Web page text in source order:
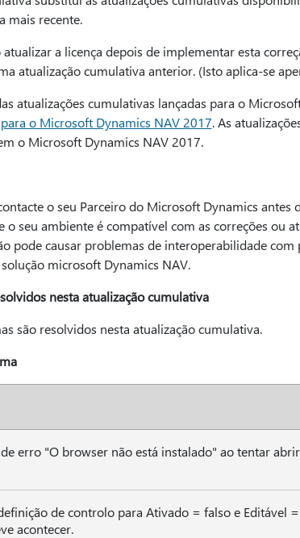
mais recente.
atualizar a licença depois de implementar esta
atualização cumulativa anterior. (Isto aplica-se
atualizações cumulativas lançadas para o
o Microsoft Dynamics NAV 2017. As
o Microsoft Dynamics NAV 2017.
o seu Parceiro do Microsoft Dynamics antes
seu ambiente é compatível com as correções ou
pode causar problemas de interoperabilidade
microsoft Dynamics NAV.
nesta atualização cumulativa
são resolvidos nesta atualização cumulativa.
erro "O browser não está instalado" ao tentar
de controlo para Ativado = falso e Editável
acontecer.